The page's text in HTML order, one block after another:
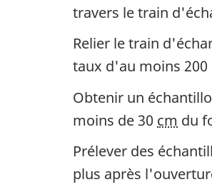
travers le train
Relier le train
taux d'au moins
Obtenir un
moins de 30 cm du
Prélever des
plus après